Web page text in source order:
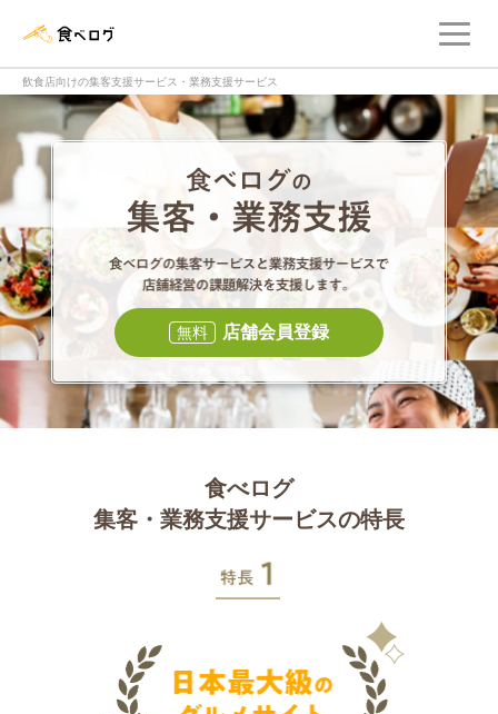
飲食店向けの集客支援サービス・業務支援サービス
食べログの集客
食べログの集
無料 店舗会員登録
食べログ
集客・業務支援サービスの特長